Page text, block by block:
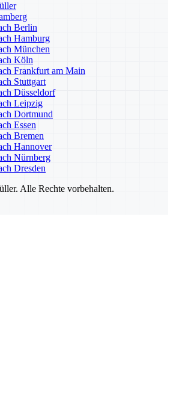
Berlin
Hamburg
München
Köln
Frankfurt am Main
Stuttgart
Düsseldorf
Leipzig
Dortmund
Essen
Bremen
Hannover
Nürnberg
Dresden
Alle Rechte vorbehalten.